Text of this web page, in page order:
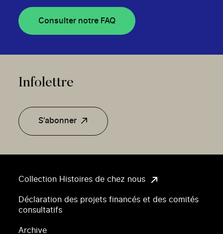
Collection Histoires de chez nous
Déclaration des projets financés et des comités
consultatifs
Archive
Consulter notre FAQ
Infolettre
S'abonner